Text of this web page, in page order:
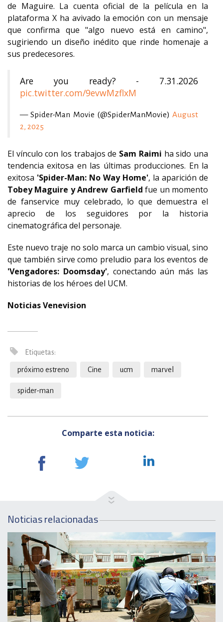
de Maguire. La cuenta oficial de la película en la
plataforma X ha avivado la emoción con un mensaje
que confirma que "algo nuevo está en camino",
sugiriendo un diseño inédito que rinde homenaje a
sus predecesores.
Are you ready? - 7.31.2026
pic.twitter.com/9evwMzflxM
— Spider-Man Movie (@SpiderManMovie) August
2, 2025
El vínculo con los trabajos de Sam Raimi ha sido una
tendencia exitosa en las últimas producciones. En la
exitosa 'Spider-Man: No Way Home', la aparición de
Tobey Maguire y Andrew Garfield fue un momento
de fanservice muy celebrado, lo que demuestra el
aprecio de los seguidores por la historia
cinematográfica del personaje.
Este nuevo traje no solo marca un cambio visual, sino
que también sirve como preludio para los eventos de
'Vengadores: Doomsday', conectando aún más las
historias de los héroes del UCM.
Noticias Venevision
Etiquetas:
próximo estreno Cine ucm marvel
spider-man
Comparte esta noticia:
Noticias relacionadas